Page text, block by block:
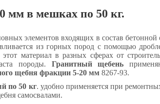
мм в мешках по 50 кг.
элементов входящих в состав
из горных пород с помощью
материал в разных сферах от
породы. Гранитный щебень
щебня фракции 5-20 мм 8267-93.
по 50 кг. удобно применяется при
самосвалами.